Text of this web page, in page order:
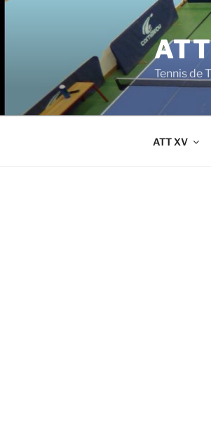
Aller
Tennis de
ATT XV